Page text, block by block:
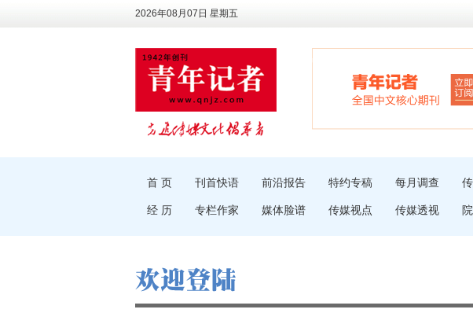
2026年08月07日 星期五
首 页 刊首快语 前沿报告 特约专稿 每月调查
经 历 专栏作家 媒体脸谱 传媒视点 传媒透视